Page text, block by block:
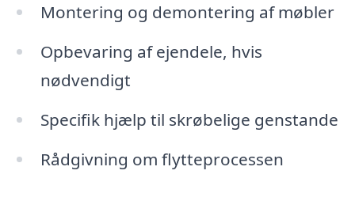
Montering og demontering af møbler
Opbevaring af ejendele, hvis
nødvendigt
Specifik hjælp til skrøbelige genstande
Rådgivning om flytteprocessen